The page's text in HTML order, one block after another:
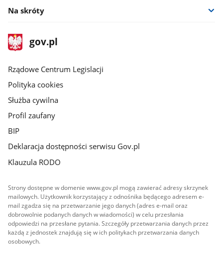
Na skróty
stopka
gov.plStrona
gov.pl
Rządowe Centrum Legislacji
Polityka cookies
Służba cywilna
Profil zaufany
BIP
Deklaracja dostępności serwisu Gov.pl
Klauzula RODO
Strony dostępne w domenie www.gov.pl mogą zawierać adresy skrzynek
mailowych. Użytkownik korzystający z odnośnika będącego adresem e-
mail zgadza się na przetwarzanie jego danych (adres e-mail oraz
dobrowolnie podanych danych w wiadomości) w celu przesłania
odpowiedzi na przesłane pytania. Szczegóły przetwarzania danych przez
każdą z jednostek znajdują się w ich politykach przetwarzania danych
osobowych.